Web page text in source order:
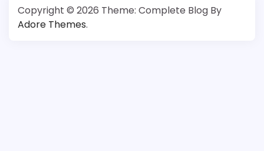
Copyright © 2026 Theme: Complete Blog By
Adore Themes.